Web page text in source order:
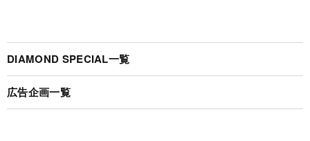
DIAMOND SPECIAL一覧
広告企画一覧